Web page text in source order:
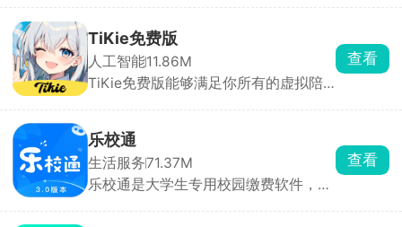
线路超方便，高清蓝光随便看，还能投
屏、离线下载。找剧快、更新及时，追
剧党必备。
TiKie免费版
人工智能11.86M
TiKie免费版能够满足你所有的虚拟陪
角色都拥有独特的外貌、性格和聊天风
格，能根据设定与对话内容做出符合人
设的回应，代入感极强。聊天支持文
字、语音输入，也可直接选择AI生成的
查看
乐校通
生活服务71.37M
乐校通是大学生专用校园缴费软件，洗
查看